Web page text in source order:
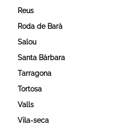
Reus
Roda de Barà
Salou
Santa Bàrbara
Tarragona
Tortosa
Valls
Vila-seca